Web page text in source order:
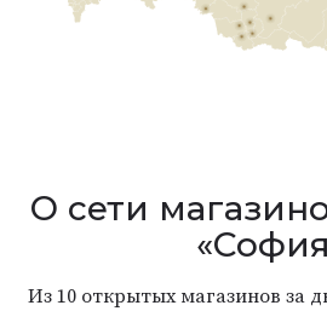
О сети
Из 10 открытых магазинов за